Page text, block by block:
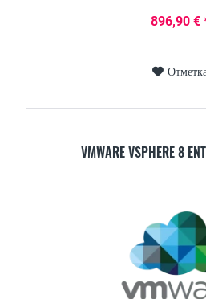
896,90 €
VMWARE VSPHERE 8